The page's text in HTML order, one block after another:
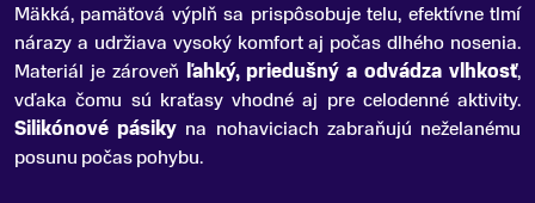
Mäkká, pamäťová výplň sa prispôsobuje telu, efektívne tlmí
nárazy a udržiava vysoký komfort aj počas dlhého nosenia.
Materiál je zároveň ľahký, priedušný a odvádza vlhkosť,
vďaka čomu sú kraťasy vhodné aj pre celodenné aktivity.
Silikónové pásiky na nohaviciach zabraňujú neželanému
posunu počas pohybu.